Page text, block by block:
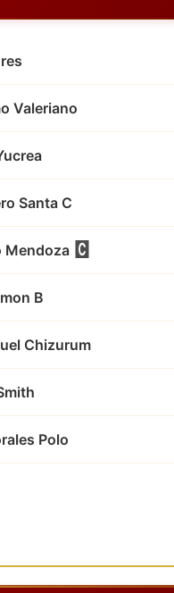
Valeriano
Santa C
Mendoza
B
Chizurum
Polo